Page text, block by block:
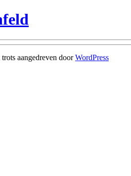
aangedreven doorWordPress